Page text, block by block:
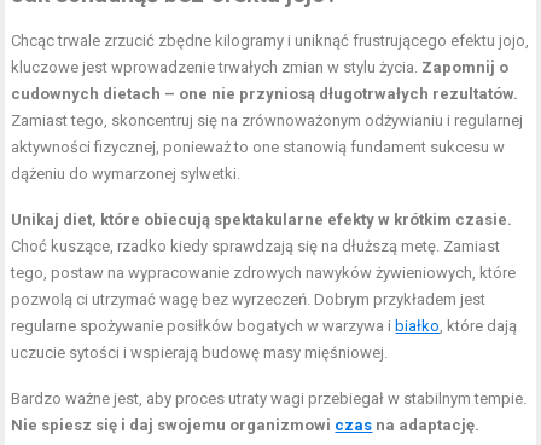
Chcąc trwale zrzucić zbędne kilogramy i uniknąć frustrującego efektu jojo,
kluczowe jest wprowadzenie trwałych zmian w stylu życia. Zapomnij o
cudownych dietach – one nie przyniosą długotrwałych rezultatów.
Zamiast tego, skoncentruj się na zrównoważonym odżywianiu i regularnej
aktywności fizycznej, ponieważ to one stanowią fundament sukcesu w
dążeniu do wymarzonej sylwetki.
Unikaj diet, które obiecują spektakularne efekty w krótkim czasie.
Choć kuszące, rzadko kiedy sprawdzają się na dłuższą metę. Zamiast
tego, postaw na wypracowanie zdrowych nawyków żywieniowych, które
pozwolą ci utrzymać wagę bez wyrzeczeń. Dobrym przykładem jest
regularne spożywanie posiłków bogatych w warzywa i białko , które dają
uczucie sytości i wspierają budowę masy mięśniowej.
Bardzo ważne jest, aby proces utraty wagi przebiegał w stabilnym tempie.
Nie spiesz się i daj swojemu organizmowi czas na adaptację.